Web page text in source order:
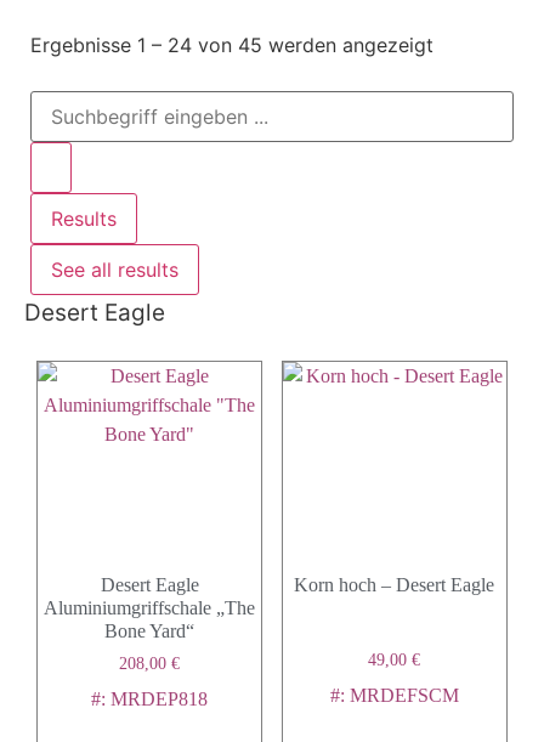
Ergebnisse 1 – 24 von 45 werden angezeigt
Results
See all results
Desert Eagle
Desert Eagle
Aluminiumgriffschale „The
Bone Yard“
208,00€
#: MRDEP818
Korn hoch – Desert Eagle
49,00€
#: MRDEFSCM